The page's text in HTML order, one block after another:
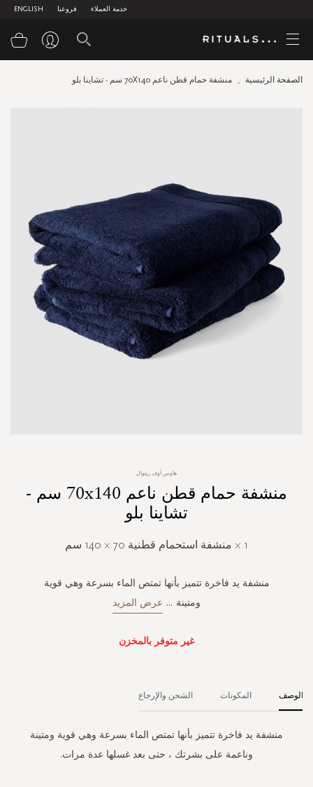
ENGLISH فروعنا خدمة العملاء
الصفحة الرئيسية منشفة حمام قطن ناعم 70X140 سم - تشاينا بلو
gallery
هاوس أوف ريتوال
منشفة حمام قطن ناعم 70x140 سم -
تشاينا بلو
1 × منشفة استحمام قطنية 70 × 140 سم
منشفة يد فاخرة تتميز بأنها تمتص الماء بسرعة وهي قوية
ومتينة ... عرض المزيد
غير متوفر بالمخزن
الوصف
منشفة يد فاخرة تتميز بأنها تمتص الماء بسرعة وهي قوية ومتينة
وناعمة على بشرتك ، حتى بعد غسلها عدة مرات.
المكونات الشحن والإرجاع